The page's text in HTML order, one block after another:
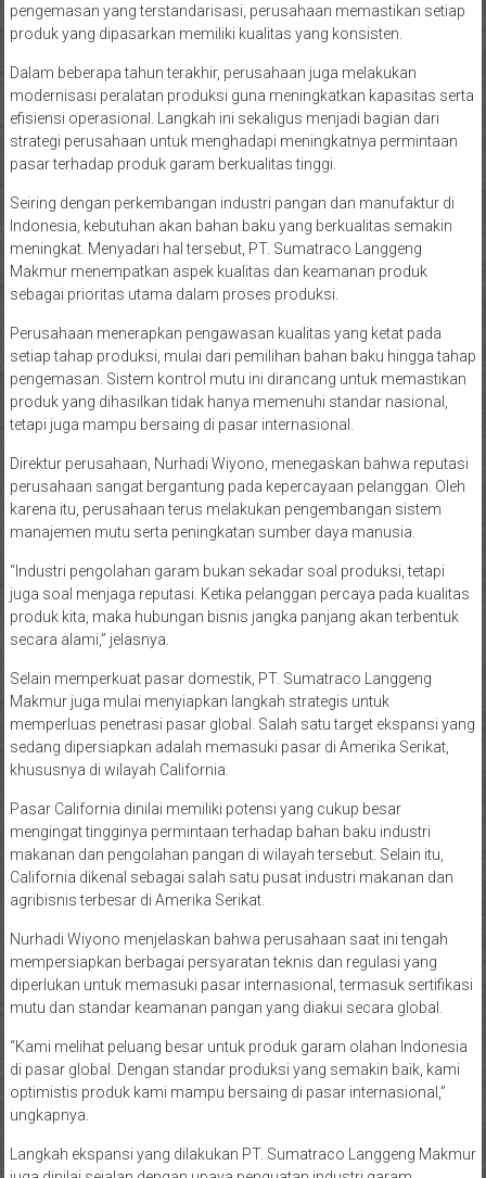
pengemasan yang terstandarisasi, perusahaan memastikan setiap
produk yang dipasarkan memiliki kualitas yang konsisten.
Dalam beberapa tahun terakhir, perusahaan juga melakukan
modernisasi peralatan produksi guna meningkatkan kapasitas serta
efisiensi operasional. Langkah ini sekaligus menjadi bagian dari
strategi perusahaan untuk menghadapi meningkatnya permintaan
pasar terhadap produk garam berkualitas tinggi.
Seiring dengan perkembangan industri pangan dan manufaktur di
Indonesia, kebutuhan akan bahan baku yang berkualitas semakin
meningkat. Menyadari hal tersebut, PT. Sumatraco Langgeng
Makmur menempatkan aspek kualitas dan keamanan produk
sebagai prioritas utama dalam proses produksi.
Perusahaan menerapkan pengawasan kualitas yang ketat pada
setiap tahap produksi, mulai dari pemilihan bahan baku hingga tahap
pengemasan. Sistem kontrol mutu ini dirancang untuk memastikan
produk yang dihasilkan tidak hanya memenuhi standar nasional,
tetapi juga mampu bersaing di pasar internasional.
Direktur perusahaan, Nurhadi Wiyono, menegaskan bahwa reputasi
perusahaan sangat bergantung pada kepercayaan pelanggan. Oleh
karena itu, perusahaan terus melakukan pengembangan sistem
manajemen mutu serta peningkatan sumber daya manusia.
“Industri pengolahan garam bukan sekadar soal produksi, tetapi
juga soal menjaga reputasi. Ketika pelanggan percaya pada kualitas
produk kita, maka hubungan bisnis jangka panjang akan terbentuk
secara alami,” jelasnya.
Selain memperkuat pasar domestik, PT. Sumatraco Langgeng
Makmur juga mulai menyiapkan langkah strategis untuk
memperluas penetrasi pasar global. Salah satu target ekspansi yang
sedang dipersiapkan adalah memasuki pasar di Amerika Serikat,
khususnya di wilayah California.
Pasar California dinilai memiliki potensi yang cukup besar
mengingat tingginya permintaan terhadap bahan baku industri
makanan dan pengolahan pangan di wilayah tersebut. Selain itu,
California dikenal sebagai salah satu pusat industri makanan dan
agribisnis terbesar di Amerika Serikat.
Nurhadi Wiyono menjelaskan bahwa perusahaan saat ini tengah
mempersiapkan berbagai persyaratan teknis dan regulasi yang
diperlukan untuk memasuki pasar internasional, termasuk sertifikasi
mutu dan standar keamanan pangan yang diakui secara global.
“Kami melihat peluang besar untuk produk garam olahan Indonesia
di pasar global. Dengan standar produksi yang semakin baik, kami
optimistis produk kami mampu bersaing di pasar internasional,”
ungkapnya.
Langkah ekspansi yang dilakukan PT. Sumatraco Langgeng Makmur